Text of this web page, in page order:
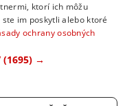
ktorí ich môžu
im poskytli alebo ktoré
ochrany osobných
(1695) →